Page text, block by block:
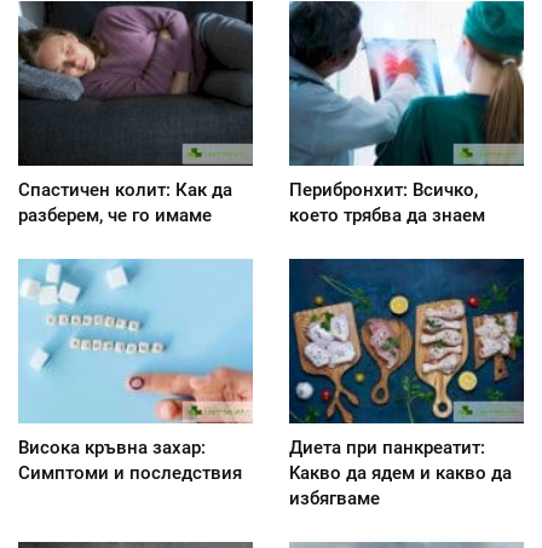
Спастичен колит: Как да
разберем, че го имаме
Перибронхит: Всичко,
което трябва да знаем
Висока кръвна захар:
Симптоми и последствия
Диета при панкреатит:
Kакво да ядем и какво да
избягваме